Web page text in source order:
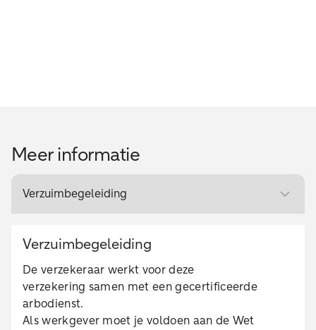
Meer informatie
Verzuimbegeleiding
Verzuimbegeleiding
De verzekeraar werkt voor deze
verzekering samen met een gecertificeerde
arbodienst.
Als werkgever moet je voldoen aan de Wet